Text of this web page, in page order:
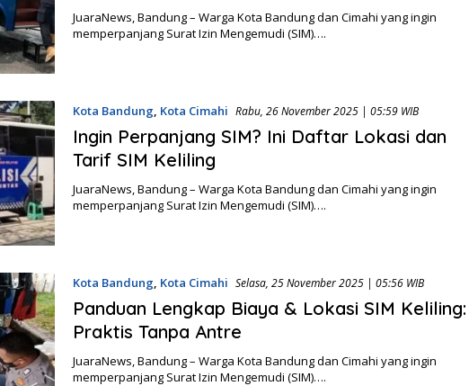
JuaraNews, Bandung – Warga Kota Bandung dan Cimahi yang ingin
memperpanjang Surat Izin Mengemudi (SIM)….
Kota Bandung, Kota Cimahi Rabu, 26 November 2025 | 05:59 WIB
Ingin Perpanjang SIM? Ini Daftar Lokasi dan
Tarif SIM Keliling
JuaraNews, Bandung – Warga Kota Bandung dan Cimahi yang ingin
memperpanjang Surat Izin Mengemudi (SIM)….
Kota Bandung, Kota Cimahi Selasa, 25 November 2025 | 05:56 WIB
Panduan Lengkap Biaya & Lokasi SIM Keliling:
Praktis Tanpa Antre
JuaraNews, Bandung – Warga Kota Bandung dan Cimahi yang ingin
memperpanjang Surat Izin Mengemudi (SIM)….